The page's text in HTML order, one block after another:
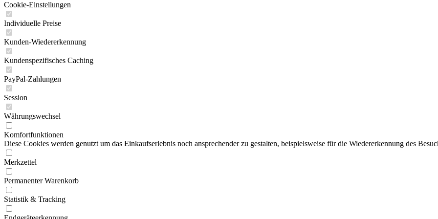
Cookie-Einstellungen
Individuelle Preise
Kunden-Wiedererkennung
Kundenspezifisches Caching
PayPal-Zahlungen
Session
Währungswechsel
Komfortfunktionen
Diese Cookies werden genutzt um das Einkaufserlebnis noch ansprechender zu gestalten, beispielsweise für die Wiedererkennung des
Merkzettel
Permanenter Warenkorb
Statistik & Tracking